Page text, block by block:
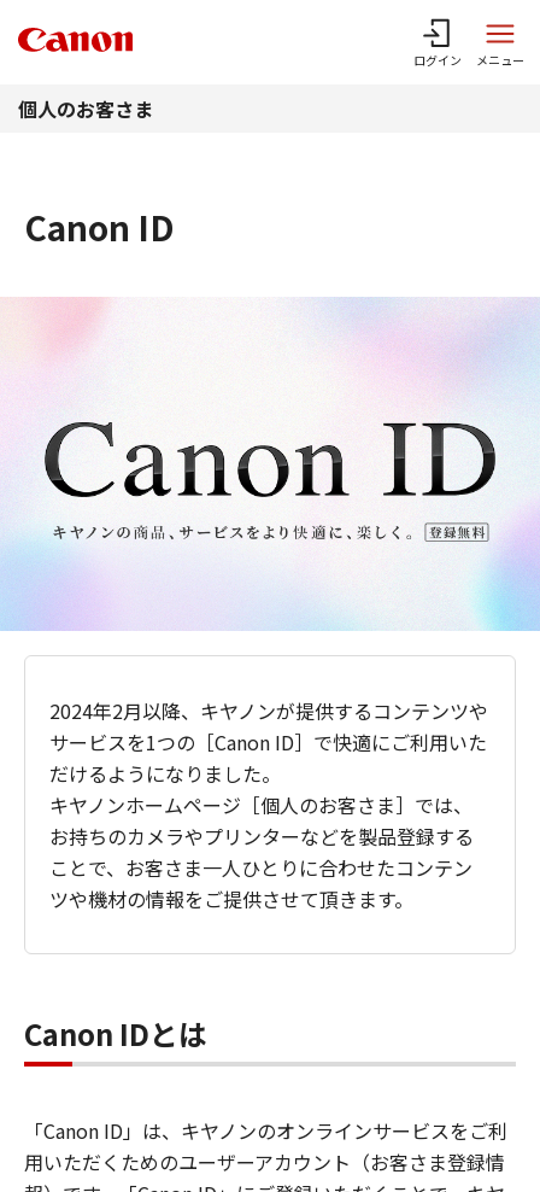
ログイン メニュー
個人のお客さま
Canon ID
2024年2月以降、キヤノンが提供するコンテンツや
サービスを1つの［Canon ID］で快適にご利用いた
だけるようになりました。
キヤノンホームページ［個人のお客さま］では、
お持ちのカメラやプリンターなどを製品登録する
ことで、お客さま一人ひとりに合わせたコンテン
ツや機材の情報をご提供させて頂きます。
Canon IDとは
「Canon ID」は、キヤノンのオンラインサービスをご利
用いただくためのユーザーアカウント（お客さま登録情